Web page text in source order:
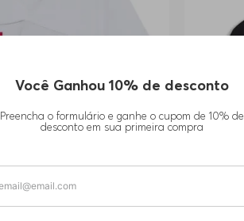
Você Ganhou 10% de desconto
Preencha o formulário e ganhe o cupom de 10% de
desconto em sua primeira compra